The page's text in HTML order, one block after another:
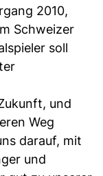
2010,
Schweizer
soll
und
Weg
darauf, mit
und